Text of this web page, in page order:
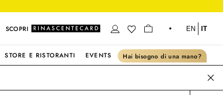
SCOPRI EN IT
STORE E RISTORANTI EVENTS Hai bisogno di una mano?